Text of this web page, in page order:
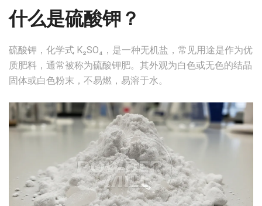
什么是硫酸钾？
硫酸钾，化学式 K₂SO₄，是一种无机盐，常见用途是作为优
质肥料，通常被称为硫酸钾肥。其外观为白色或无色的结晶
固体或白色粉末，不易燃，易溶于水。